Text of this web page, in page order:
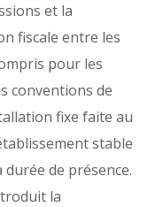
et la
fiscale entre les
pour les
conventions de
fixe faite au
stable
de présence.
la